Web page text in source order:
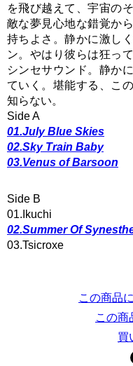
を飛び越えて、宇宙の
敵な夢見心地な錯覚か
持ちよさ。静かに激し
ン。やはり彼らは狂っ
シンセサウンド。静か
ていく。堪能する、こ
知らない。
Side A
01.July Blue Skies
02.Sky Train Baby
03.Venus of Barsoon
Side B
01.Ikuchi
02.Summer Of
03.Tsicroxe
この商品
この商
買